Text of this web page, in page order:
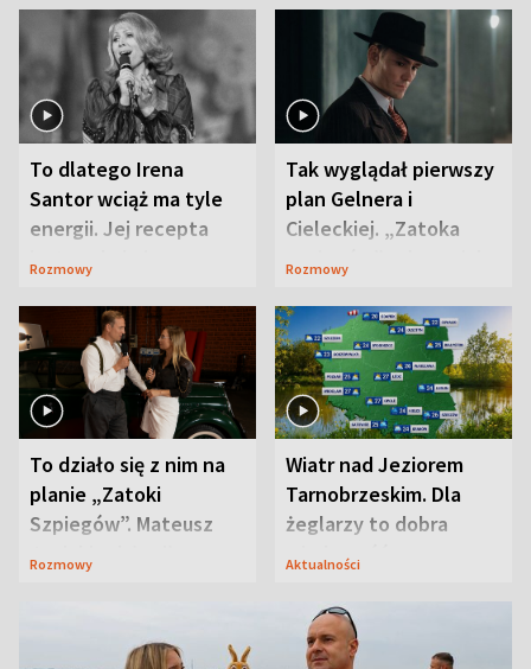
To dlatego Irena
Santor wciąż ma tyle
energii. Jej recepta
jest zaskakująco
Rozmowy
Tak wyglądał pierwszy
plan Gelnera i
Cieleckiej. „Zatoka
szpiegów” od razu ich
Rozmowy
To działo się z nim na
planie „Zatoki
Szpiegów”. Mateusz
Janicki odsłonił
Rozmowy
Wiatr nad Jeziorem
Tarnobrzeskim. Dla
żeglarzy to dobra
wiadomość
Aktualności